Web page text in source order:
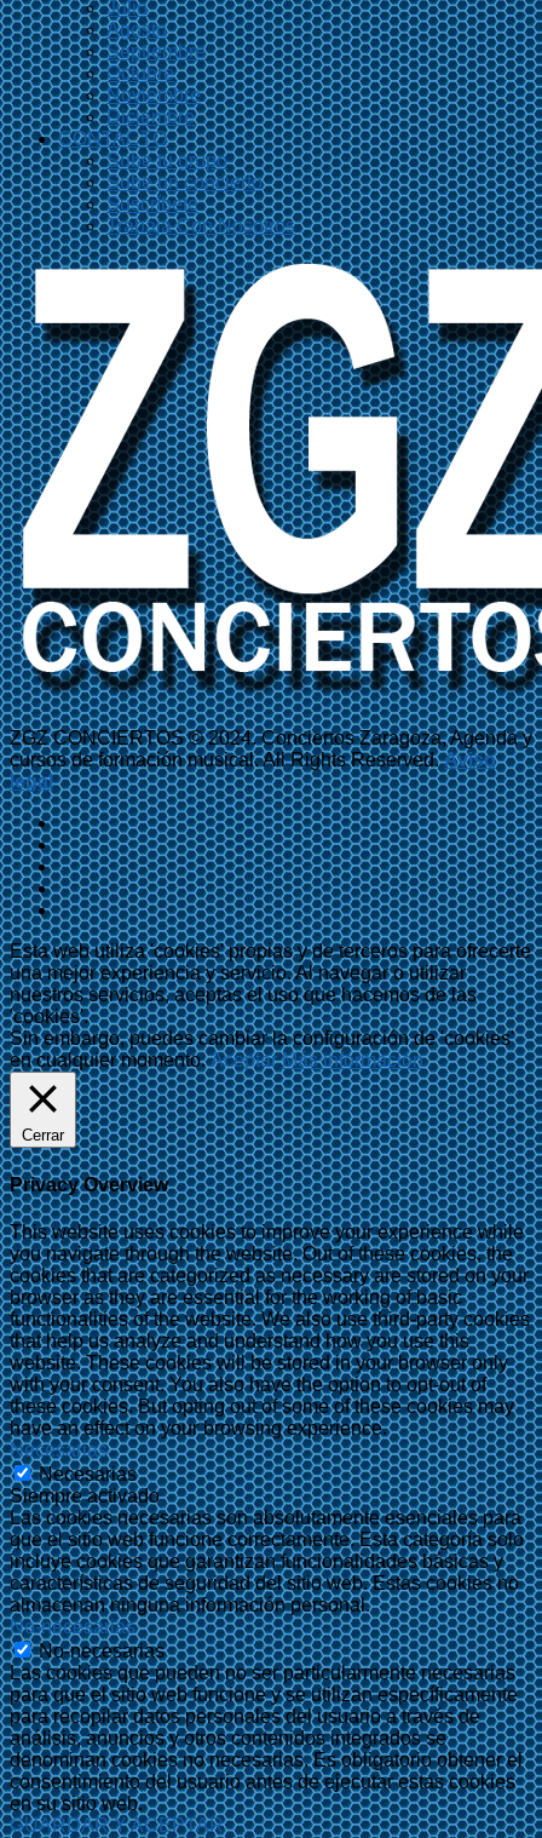
Julio
Agosto
Septiembre
Octubre
Noviembre
Diciembre
CONTACTO
Sube tu grupo
Sube un concierto
Suscríbete
Trabaja Con Nosotros
ZGZ CONCIERTOS © 2024. Conciertos Zaragoza, Agenda y
cursos de formación musical. All Rights Reserved.Aviso
legal
Esta web utiliza 'cookies' propias y de terceros para ofrecerte
una mejor experiencia y servicio. Al navegar o utilizar
nuestros servicios, aceptas el uso que hacemos de las
'cookies'.
Sin embargo, puedes cambiar la configuración de 'cookies'
en cualquier momento.Aceptar Más información
Cerrar
Privacy Overview
This website uses cookies to improve your experience while
you navigate through the website. Out of these cookies, the
cookies that are categorized as necessary are stored on your
browser as they are essential for the working of basic
functionalities of the website. We also use third-party cookies
that help us analyze and understand how you use this
website. These cookies will be stored in your browser only
with your consent. You also have the option to opt-out of
these cookies. But opting out of some of these cookies may
have an effect on your browsing experience.
Necesarias
Necesarias
Siempre activado
Las cookies necesarias son absolutamente esenciales para
que el sitio web funcione correctamente. Esta categoría solo
incluye cookies que garantizan funcionalidades básicas y
características de seguridad del sitio web. Estas cookies no
almacenan ninguna información personal.
No-necesarias
No-necesarias
Las cookies que pueden no ser particularmente necesarias
para que el sitio web funcione y se utilizan específicamente
para recopilar datos personales del usuario a través de
análisis, anuncios y otros contenidos integrados se
denominan cookies no necesarias. Es obligatorio obtener el
consentimiento del usuario antes de ejecutar estas cookies
en su sitio web.
GUARDAR Y ACEPTAR